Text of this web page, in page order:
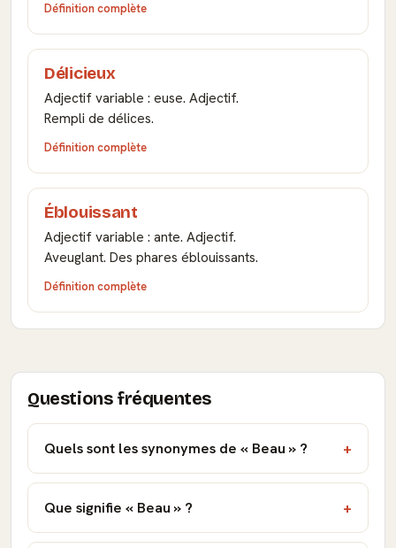
Définition complète
Délicieux
Adjectif variable : euse. Adjectif.
Rempli de délices.
Définition complète
Éblouissant
Adjectif variable : ante. Adjectif.
Aveuglant. Des phares éblouissants.
Définition complète
Questions fréquentes
Quels sont les synonymes de « Beau » ?
Que signifie « Beau » ?